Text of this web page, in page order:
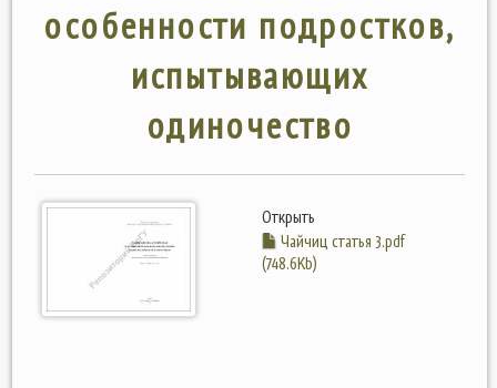
особенности подростков,
испытывающих
одиночество
Открыть
Чайчиц статья 3.pdf
(748.6Kb)